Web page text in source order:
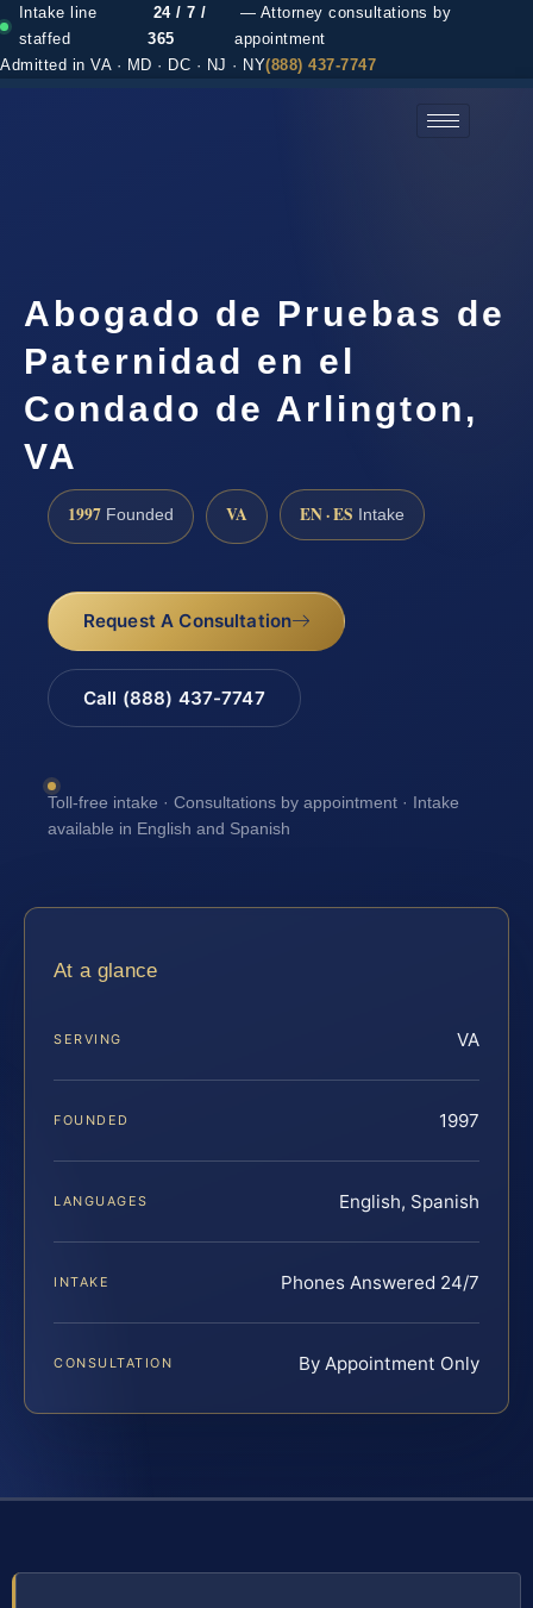
Intake line
staffed
24 / 7 /
365
— Attorney consultations by
appointment
Admitted in VA · MD · DC · NJ · NY(888) 437-7747
Abogado de Pruebas de
Paternidad en el
Condado de Arlington,
VA
1997 Founded VA EN · ES Intake
Request A Consultation
Call (888) 437-7747
Toll-free intake · Consultations by appointment · Intake
available in English and Spanish
At a glance
SERVING VA
FOUNDED 1997
LANGUAGES English, Spanish
INTAKE Phones Answered 24/7
CONSULTATION By Appointment Only